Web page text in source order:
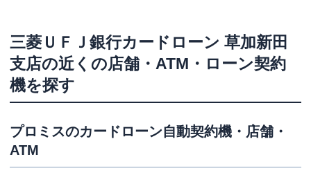
三菱ＵＦＪ銀行カードローン 草加新田
支店の近くの店舗・ATM・ローン契約
機を探す
プロミスのカードローン自動契約機・店舗・
ATM